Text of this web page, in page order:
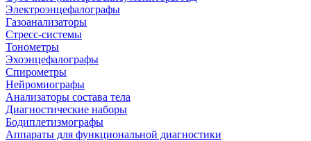
Электроэнцефалографы
Газоанализаторы
Стресс-системы
Тонометры
Эхоэнцефалографы
Спирометры
Нейромиографы
Анализаторы состава тела
Диагностические наборы
Бодиплетизмографы
Аппараты для функциональной диагностики